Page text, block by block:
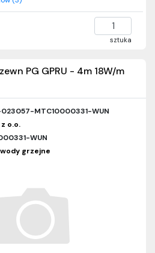
sztuka
PG GPRU - 4m 18W/m
023057-MTC10000331-WUN
z o.o.
WUN
grzejne